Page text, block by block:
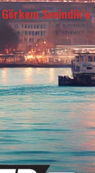
Sevindik’e